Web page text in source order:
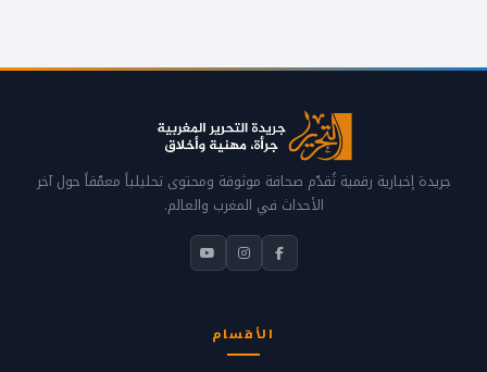
جريدة إخبارية رقمية تُقدّم صحافة موثوقة ومحتوى تحليلياً معمّقاً حول آخر
الأحداث في المغرب والعالم.
الأقسام